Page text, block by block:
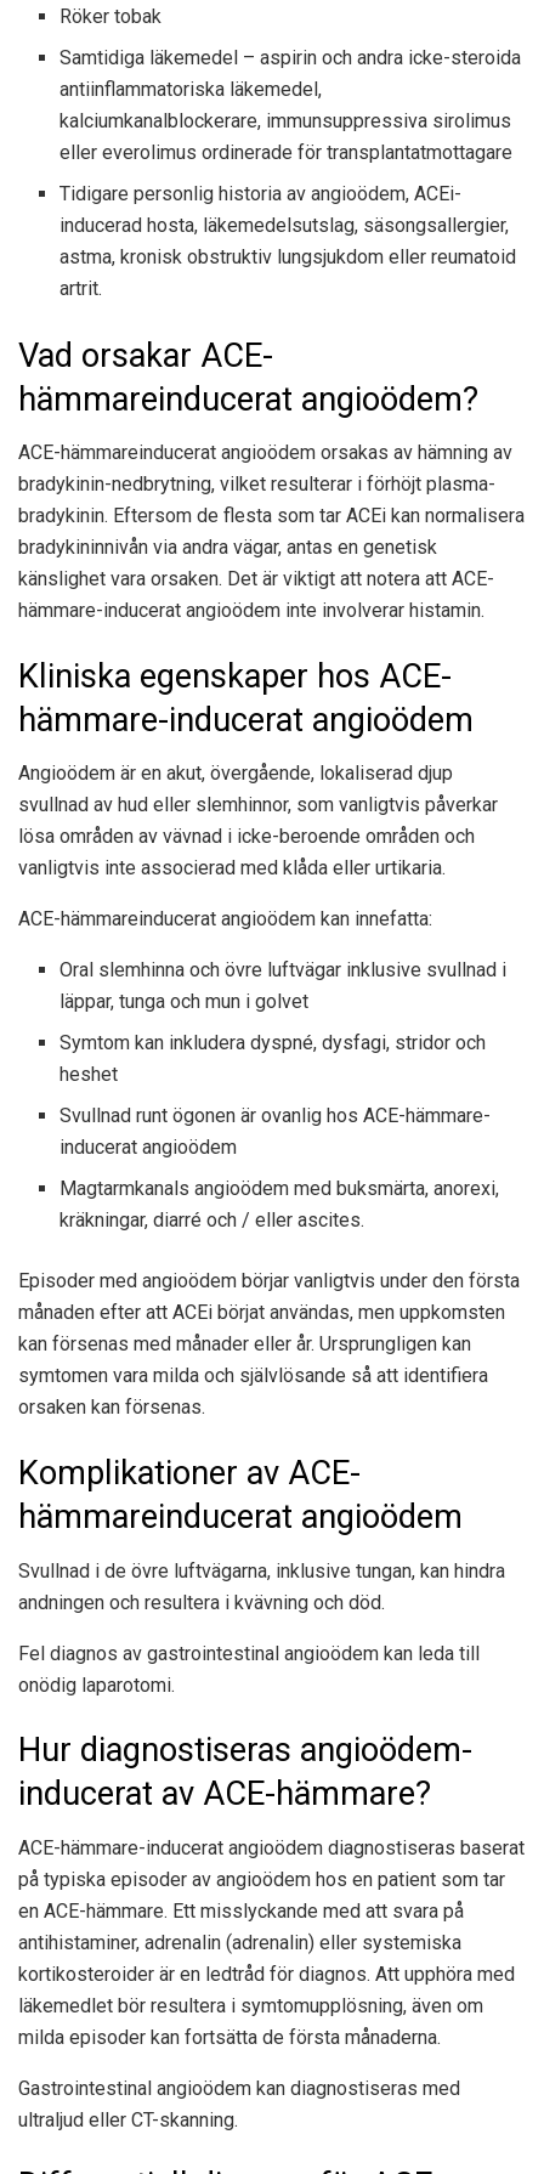
Röker tobak
Samtidiga läkemedel – aspirin och andra icke-steroida
antiinflammatoriska läkemedel,
kalciumkanalblockerare, immunsuppressiva sirolimus
eller everolimus ordinerade för transplantatmottagare
Tidigare personlig historia av angioödem, ACEi-
inducerad hosta, läkemedelsutslag, säsongsallergier,
astma, kronisk obstruktiv lungsjukdom eller reumatoid
artrit.
Vad orsakar ACE-
hämmareinducerat angioödem?
ACE-hämmareinducerat angioödem orsakas av hämning av
bradykinin-nedbrytning, vilket resulterar i förhöjt plasma-
bradykinin. Eftersom de flesta som tar ACEi kan normalisera
bradykininnivån via andra vägar, antas en genetisk
känslighet vara orsaken. Det är viktigt att notera att ACE-
hämmare-inducerat angioödem inte involverar histamin.
Kliniska egenskaper hos ACE-
hämmare-inducerat angioödem
Angioödem är en akut, övergående, lokaliserad djup
svullnad av hud eller slemhinnor, som vanligtvis påverkar
lösa områden av vävnad i icke-beroende områden och
vanligtvis inte associerad med klåda eller urtikaria.
ACE-hämmareinducerat angioödem kan innefatta:
Oral slemhinna och övre luftvägar inklusive svullnad i
läppar, tunga och mun i golvet
Symtom kan inkludera dyspné, dysfagi, stridor och
heshet
Svullnad runt ögonen är ovanlig hos ACE-hämmare-
inducerat angioödem
Magtarmkanals angioödem med buksmärta, anorexi,
kräkningar, diarré och / eller ascites.
Episoder med angioödem börjar vanligtvis under den första
månaden efter att ACEi börjat användas, men uppkomsten
kan försenas med månader eller år. Ursprungligen kan
symtomen vara milda och självlösande så att identifiera
orsaken kan försenas.
Komplikationer av ACE-
hämmareinducerat angioödem
Svullnad i de övre luftvägarna, inklusive tungan, kan hindra
andningen och resultera i kvävning och död.
Fel diagnos av gastrointestinal angioödem kan leda till
onödig laparotomi.
Hur diagnostiseras angioödem-
inducerat av ACE-hämmare?
ACE-hämmare-inducerat angioödem diagnostiseras baserat
på typiska episoder av angioödem hos en patient som tar
en ACE-hämmare. Ett misslyckande med att svara på
antihistaminer, adrenalin (adrenalin) eller systemiska
kortikosteroider är en ledtråd för diagnos. Att upphöra med
läkemedlet bör resultera i symtomupplösning, även om
milda episoder kan fortsätta de första månaderna.
Gastrointestinal angioödem kan diagnostiseras med
ultraljud eller CT-skanning.